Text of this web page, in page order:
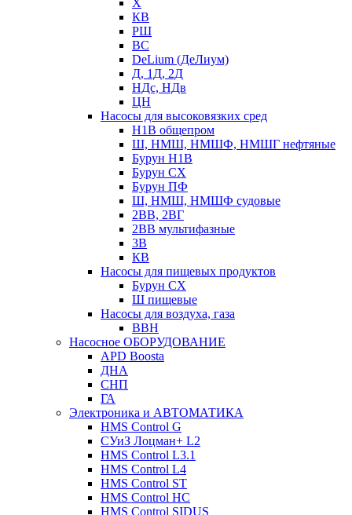
Х
КВ
РШ
ВС
DeLium (ДеЛиум)
Д, 1Д, 2Д
НДс, НДв
ЦН
Насосы для высоковязких сред
Н1В общепром
Ш, НМШ, НМШФ, НМШГ нефтяные
Бурун Н1В
Бурун СХ
Бурун ПФ
Ш, НМШ, НМШФ судовые
2ВВ, 2ВГ
2ВВ мультифазные
3В
КВ
Насосы для пищевых продуктов
Бурун СХ
Ш пищевые
Насосы для воздуха, газа
ВВН
Насосное ОБОРУДОВАНИЕ
APD Boosta
ДНА
СНП
ГА
Электроника и АВТОМАТИКА
HMS Control G
СУиЗ Лоцман+ L2
HMS Control L3.1
HMS Control L4
HMS Control ST
HMS Control HC
HMS Control SIDUS